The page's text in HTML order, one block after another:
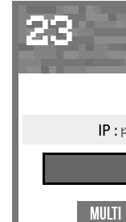
23
IP :
Multi